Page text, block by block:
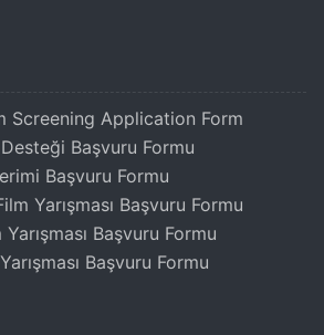
Screening Application Form
Başvuru Formu
Başvuru Formu
Yarışması Başvuru Formu
Başvuru Formu
Başvuru Formu